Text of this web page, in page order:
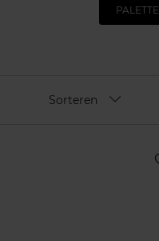
PALETTE
Sorteren